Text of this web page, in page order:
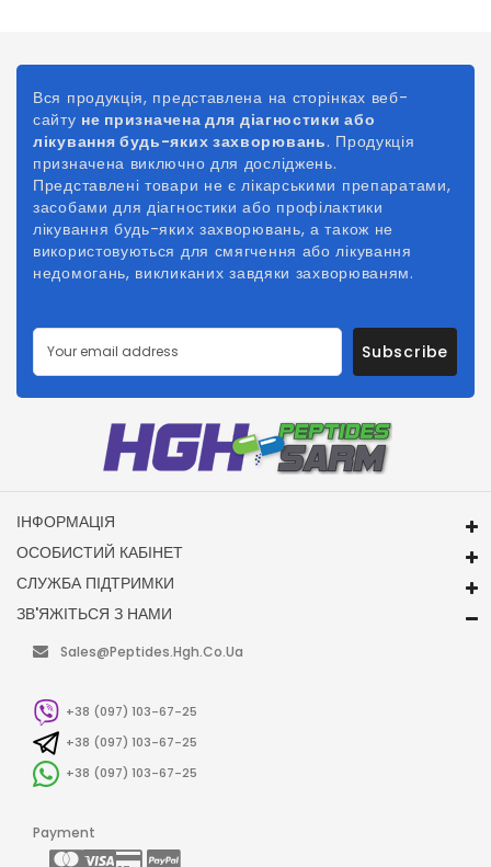
Вся продукція, представлена на сторінках веб-
сайту не призначена для діагностики або
лікування будь-яких захворювань. Продукція
призначена виключно для досліджень.
Представлені товари не є лікарськими препаратами,
засобами для діагностики або профілактики
лікування будь-яких захворювань, а також не
використовуються для смягчення або лікування
недомогань, викликанихзавдяки захворюваням.
Subscribe
ІНФОРМАЦІЯ
ОСОБИСТИЙ КАБІНЕТ
СЛУЖБА ПІДТРИМКИ
ЗВ'ЯЖІТЬСЯ З НАМИ
Sales@peptides.hgh.co.ua
+38 (097) 103-67-25
+38 (097) 103-67-25
+38 (097) 103-67-25
Payment